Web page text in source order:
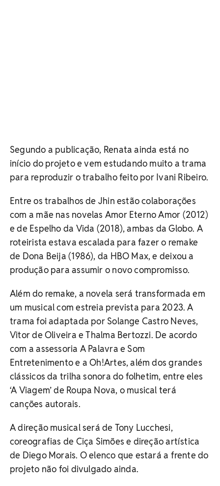
Segundo a publicação, Renata ainda está no
início do projeto e vem estudando muito a trama
para reproduzir o trabalho feito por Ivani Ribeiro.
Entre os trabalhos de Jhin estão colaborações
com a mãe nas novelas Amor Eterno Amor (2012)
e de Espelho da Vida (2018), ambas da Globo. A
roteirista estava escalada para fazer o remake
de Dona Beija (1986), da HBO Max, e deixou a
produção para assumir o novo compromisso.
Além do remake, a novela será transformada em
um musical com estreia prevista para 2023. A
trama foi adaptada por Solange Castro Neves,
Vitor de Oliveira e Thalma Bertozzi. De acordo
com a assessoria A Palavra e Som
Entretenimento e a Oh!Artes, além dos grandes
clássicos da trilha sonora do folhetim, entre eles
‘A Viagem’ de Roupa Nova, o musical terá
canções autorais.
A direção musical será de Tony Lucchesi,
coreografias de Ciça Simões e direção artística
de Diego Morais. O elenco que estará a frente do
projeto não foi divulgado ainda.